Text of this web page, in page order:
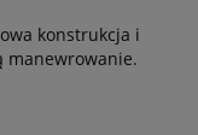
konstrukcja i
manewrowanie.